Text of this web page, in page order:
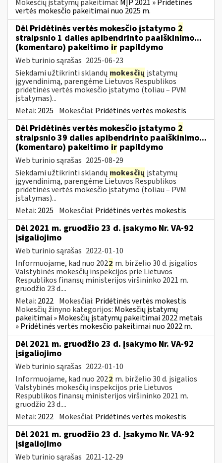
Mokesčių įstatymų pakeitimai: MĮP 2021 » Pridėtinės
vertės mokesčio pakeitimai nuo 2025 m.
Dėl Pridėtinės vertės mokesčio įstatymo 2
straipsnio 1 dalies apibendrinto paaiškinimo...
(komentaro) pakeitimo ir papildymo
Web turinio sąrašas 2025-06-23
Siekdami užtikrinti sklandų mokesčių įstatymų
įgyvendinimą, parengėme Lietuvos Respublikos
pridėtinės vertės mokesčio įstatymo (toliau – PVM
įstatymas)...
Metai: 2025 Mokesčiai: Pridėtinės vertės mokestis
Dėl Pridėtinės vertės mokesčio įstatymo 2
straipsnio 39 dalies apibendrinto paaiškinimo...
(komentaro) pakeitimo ir papildymo
Web turinio sąrašas 2025-08-29
Siekdami užtikrinti sklandų mokesčių įstatymų
įgyvendinimą, parengėme Lietuvos Respublikos
pridėtinės vertės mokesčio įstatymo (toliau – PVM
įstatymas)...
Metai: 2025 Mokesčiai: Pridėtinės vertės mokestis
Dėl 2021 m. gruodžio 23 d. įsakymo Nr. VA-92
įsigaliojimo
Web turinio sąrašas 2022-01-10
Informuojame, kad nuo 2022 m. birželio 30 d. įsigalios
Valstybinės mokesčių inspekcijos prie Lietuvos
Respublikos finansų ministerijos viršininko 2021 m.
gruodžio 23 d....
Metai: 2022 Mokesčiai: Pridėtinės vertės mokestis
Mokesčių žinyno kategorijos: Mokesčių įstatymų
pakeitimai » Mokesčių įstatymų pakeitimai 2022 metais
» Pridėtinės vertės mokesčio pakeitimai nuo 2022 m.
Dėl 2021 m. gruodžio 23 d. įsakymo Nr. VA-92
įsigaliojimo
Web turinio sąrašas 2022-01-10
Informuojame, kad nuo 2022 m. birželio 30 d. įsigalios
Valstybinės mokesčių inspekcijos prie Lietuvos
Respublikos finansų ministerijos viršininko 2021 m.
gruodžio 23 d....
Metai: 2022 Mokesčiai: Pridėtinės vertės mokestis
Dėl 2021 m. gruodžio 23 d. Įsakymo Nr. VA-92
įsigaliojimo
Web turinio sąrašas 2021-12-29